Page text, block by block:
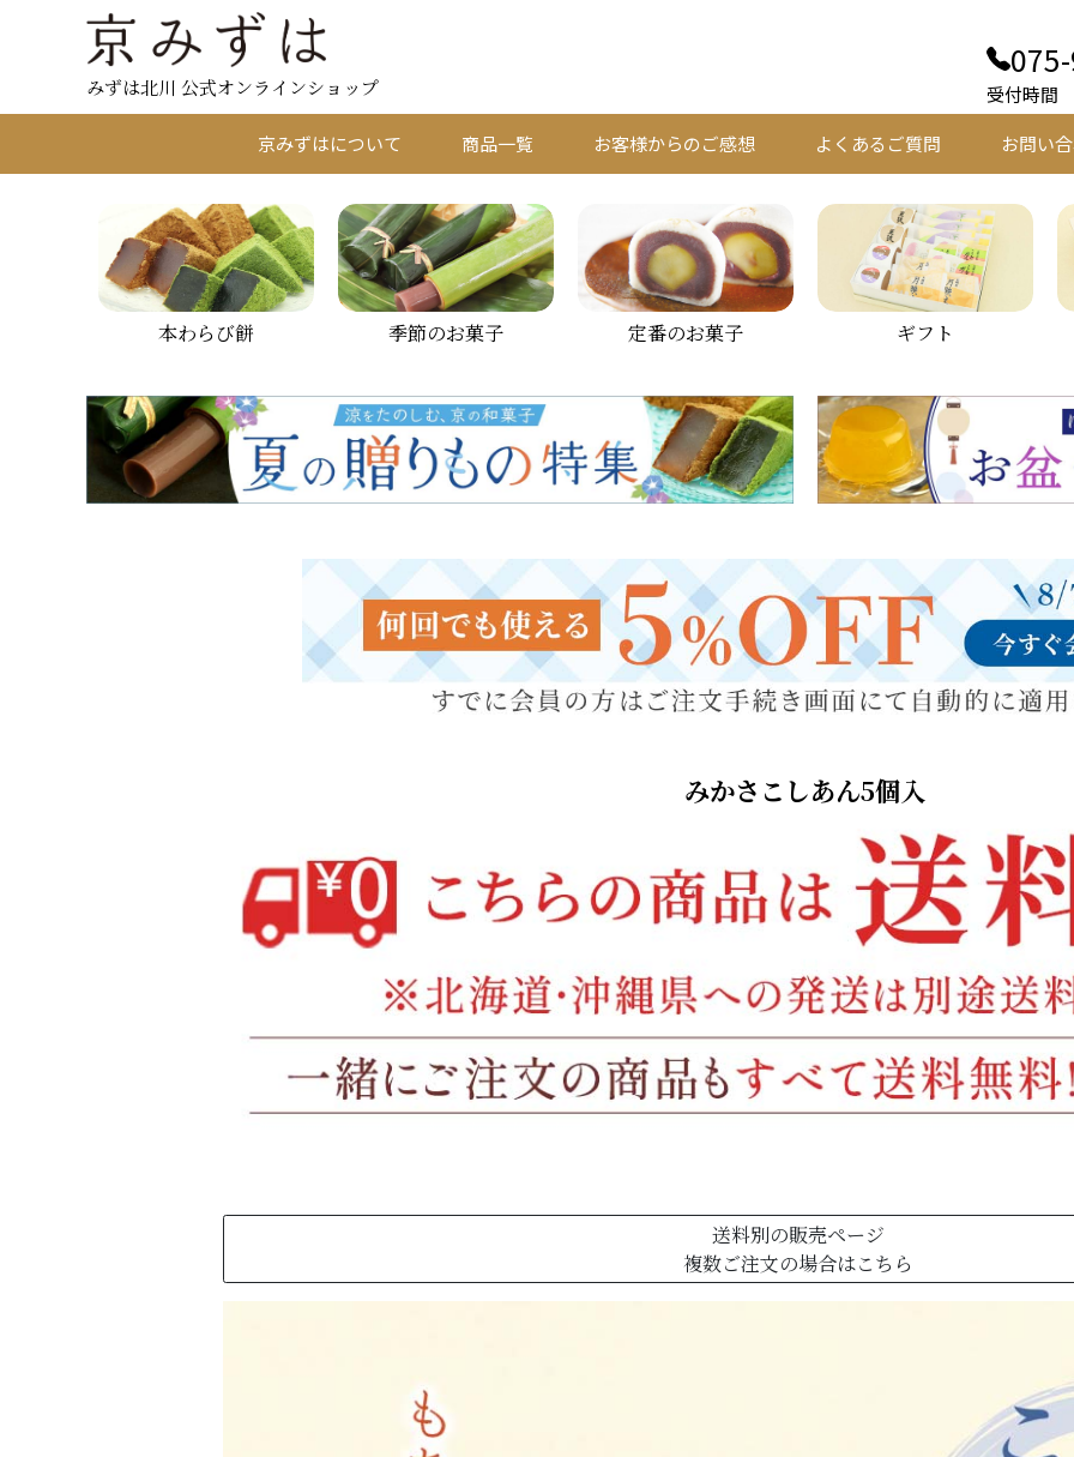
みずは北川 公式オンラインショップ
受付時間
京みずはについて
商品一覧 お客様からのご感想 よくあるご質問 お問い
本わらび餅 季節のお菓子 定番のお菓子 ギフト
みかさこしあん5個入
送料別の販売ページ
複数ご注文の場合はこちら